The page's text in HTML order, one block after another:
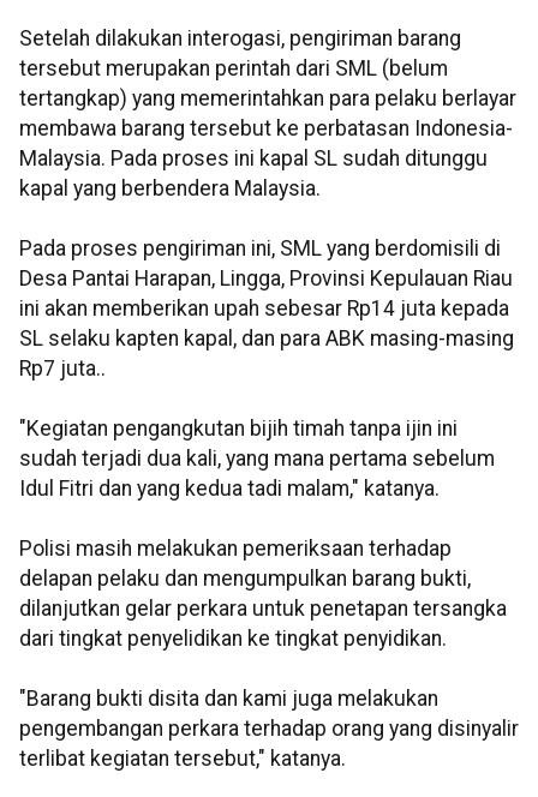
Setelah dilakukan interogasi, pengiriman barang
tersebut merupakan perintah dari SML (belum
tertangkap) yang memerintahkan para pelaku berlayar
membawa barang tersebut ke perbatasan Indonesia-
Malaysia. Pada proses ini kapal SL sudah ditunggu
kapal yang berbendera Malaysia.
Pada proses pengiriman ini, SML yang berdomisili di
Desa Pantai Harapan, Lingga, Provinsi Kepulauan Riau
ini akan memberikan upah sebesar Rp14 juta kepada
SL selaku kapten kapal, dan para ABK masing-masing
Rp7 juta..
"Kegiatan pengangkutan bijih timah tanpa ijin ini
sudah terjadi dua kali, yang mana pertama sebelum
Idul Fitri dan yang kedua tadi malam," katanya.
Polisi masih melakukan pemeriksaan terhadap
delapan pelaku dan mengumpulkan barang bukti,
dilanjutkan gelar perkara untuk penetapan tersangka
dari tingkat penyelidikan ke tingkat penyidikan.
"Barang bukti disita dan kami juga melakukan
pengembangan perkara terhadap orang yang disinyalir
terlibat kegiatan tersebut," katanya.